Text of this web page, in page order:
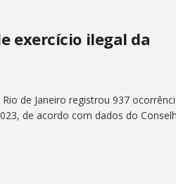
exercício ilegal da
de Janeiro registrou 937
de acordo com dados do